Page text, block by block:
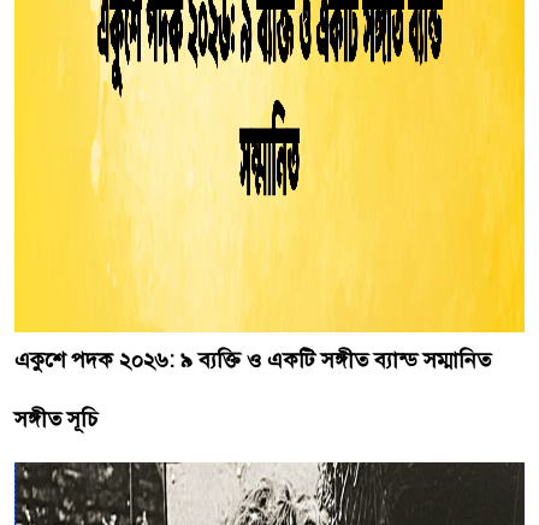
একুশে পদক ২০২৬: ৯ ব্যক্তি ও একটি সঙ্গীত ব্যান্ড সম্মানিত
সঙ্গীত সূচি